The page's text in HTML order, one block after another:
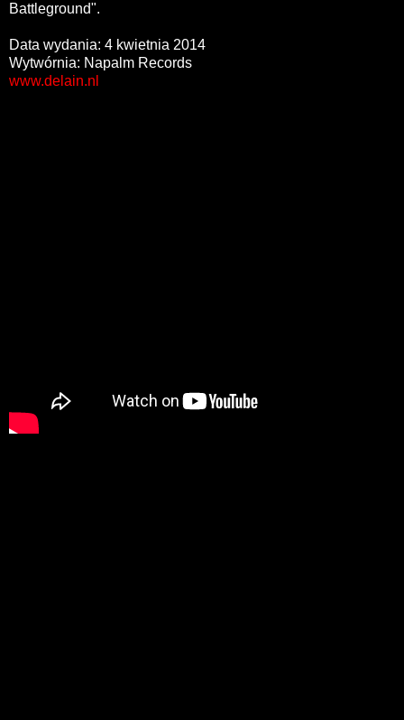
Battleground".
Data wydania: 4 kwietnia 2014
Wytwórnia: Napalm Records
www.delain.nl